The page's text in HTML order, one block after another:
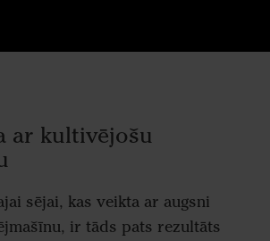
ar kultivējošu
sējai, kas veikta ar augsni
ir tāds pats rezultāts